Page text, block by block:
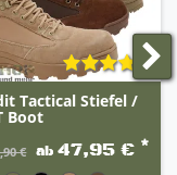
Tactical Stiefel /
Boot
€ ab 47,95 € *